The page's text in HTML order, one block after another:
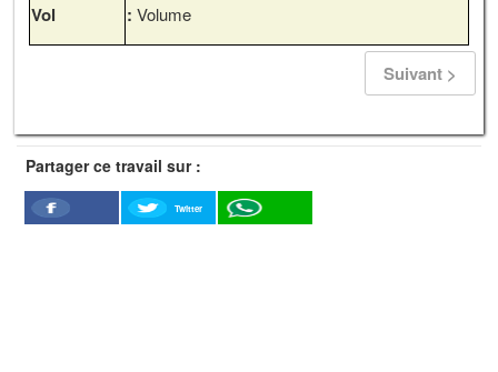
Vol : Volume
Suivant >
Partager ce travail sur :
Facebook
Twitter